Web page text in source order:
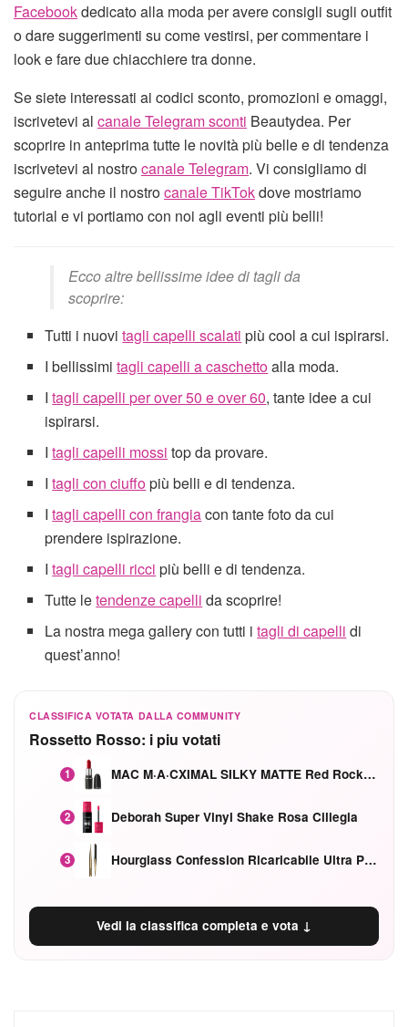
Facebookdedicato alla moda per avere consigli sugli outfit
o dare suggerimenti su come vestirsi, per commentare i
look e fare due chiacchiere tra donne.
Se siete interessati ai codici sconto, promozioni e omaggi,
iscrivetevi al canale Telegram sconti Beautydea. Per
scoprire in anteprima tutte le novità più belle e di tendenza
iscrivetevi al nostrocanale Telegram. Vi consigliamo di
seguire anche il nostrocanale TikTokdove mostriamo
tutorial e vi portiamo con noi agli eventi più belli!
Ecco altre bellissime idee di tagli da
scoprire:
Tutti i nuovitagli capelli scalati più cool a cui ispirarsi.
I bellissimitagli capelli a caschettoalla moda.
Itagli capelli per over 50 e over 60, tante idee a cui
ispirarsi.
Itagli capelli mossi top da provare.
Itagli con ciuffopiù belli e di tendenza.
Itagli capelli con frangiacon tante foto da cui
prendere ispirazione.
Itagli capelli ricci più belli e di tendenza.
Tutte letendenze capelli da scoprire!
La nostra mega gallery con tutti itagli di capelli di
quest’anno!
CLASSIFICA VOTATA DALLA COMMUNITY
Rossetto Rosso: i piu votati
1 MAC M·A·CXIMAL SILKY MATTE Red Rock mat
2 Deborah Super Vinyl Shake Rosa Ciliegia
3 Hourglass Confession Ricaricabile Ultra Preciso Ad Alta Intensità Secretly Classic Red
Vedi la classifica completa e vota ↓